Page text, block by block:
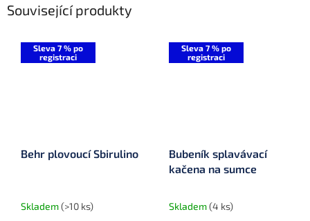
Související produkty
Sleva 7 % po
registraci
Behr plovoucí Sbirulino
Skladem(>10 ks)
Sleva 7 % po
registraci
Bubeník splavávací
kačena na sumce
Skladem(4 ks)